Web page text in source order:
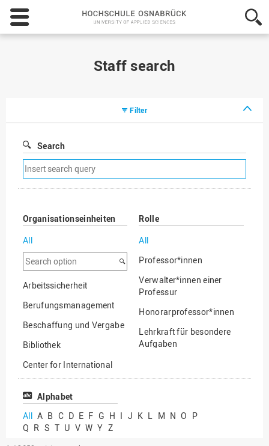
Hochschule
Osnabrück
-
Staff search
Filter
Search
Remove
search
filter
Organisationseinheiten
All
Search
option
Arbeitssicherheit
Berufungsmanagement
Beschaffung und Vergabe
Bibliothek
Center for International
Mobility
Center for International
Chancengerechtigkeit
Rolle
All
Professor*innen
Verwalter*innen einer
Professur
Honorarprofessor*innen
Lehrkraft für besondere
Aufgaben
Professor*innen im
Alphabet
All A B C D E F G H I J K L M N O P
Q R S T U V W Y Z